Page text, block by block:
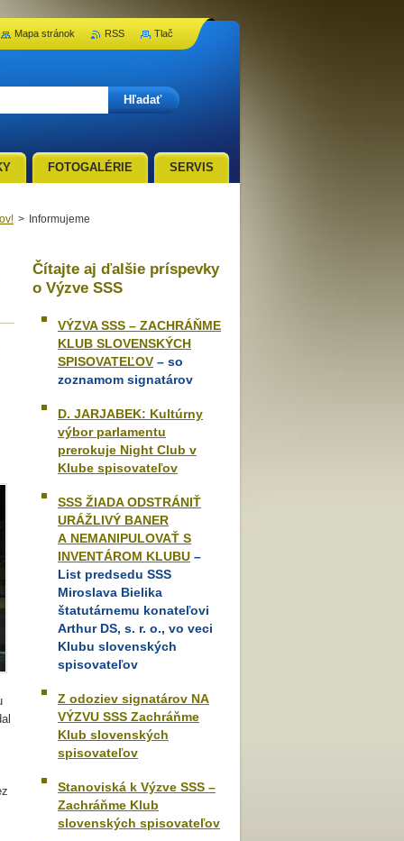
> Informujeme
Čítajte aj ďalšie príspevky
o Výzve SSS
VÝZVA SSS – ZACHRÁŇME
KLUB SLOVENSKÝCH
SPISOVATEĽOV – so
zoznamom signatárov
D. JARJABEK: Kultúrny
výbor parlamentu
prerokuje Night Club v
Klube spisovateľov
SSS ŽIADA ODSTRÁNIŤ
URÁŽLIVÝ BANER
A NEMANIPULOVAŤ S
INVENTÁROM KLUBU –
List predsedu SSS
Miroslava Bielika
štatutárnemu konateľovi
Arthur DS, s. r. o., vo veci
Klubu slovenských
spisovateľov
Z odoziev signatárov NA
VÝZVU SSS Zachráňme
Klub slovenských
spisovateľov
Stanoviská k Výzve SSS –
Zachráňme Klub
slovenských spisovateľov
FOTOGALÉRIE SERVIS
Mapa stránok RSS Tlač